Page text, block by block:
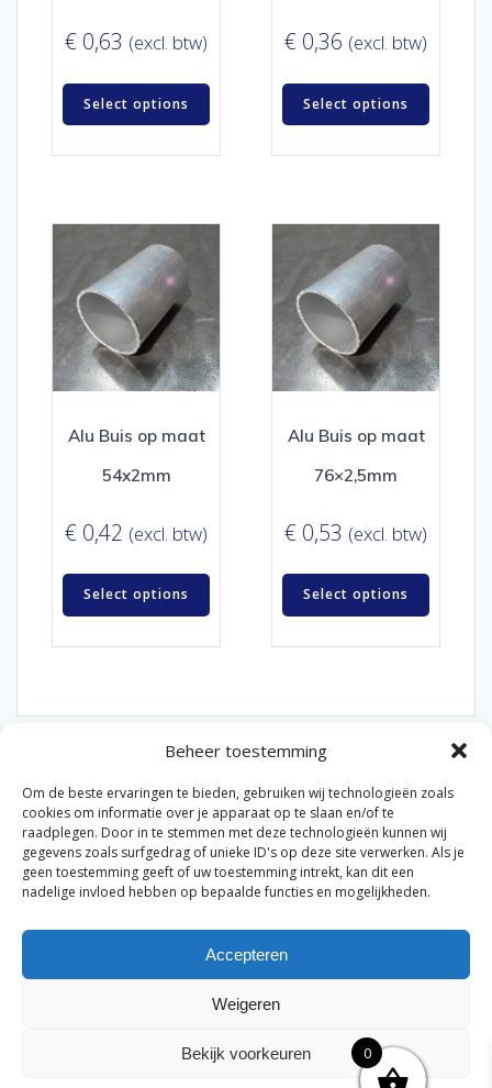
Beheer toestemming
Om de beste ervaringen te bieden, gebruiken wij technologieën zoals
cookies om informatie over je apparaat op te slaan en/of te
raadplegen. Door in te stemmen met deze technologieën kunnen wij
gegevens zoals surfgedrag of unieke ID's op deze site verwerken. Als je
geen toestemming geeft of uw toestemming intrekt, kan dit een
nadelige invloed hebben op bepaalde functies en mogelijkheden.
Accepteren
Weigeren
Bekijk voorkeuren
€ 0,63 (excl. btw)
Select options
€ 0,36 (excl. btw)
Select options
Alu Buis op maat
54x2mm
€ 0,42 (excl. btw)
Select options
Alu Buis op maat
76×2,5mm
€ 0,53 (excl. btw)
Select options
© 2026 Van der Bel Las en Radiateurenbedrijf.
Privacyverklaring|Cookiebeleid|Retourbeleid|
Algemene voorwaarden voor consumenten
algemene voorwaarden
Disclaimer
genoemd. Geen officiële samenwerking tenzij anders
0